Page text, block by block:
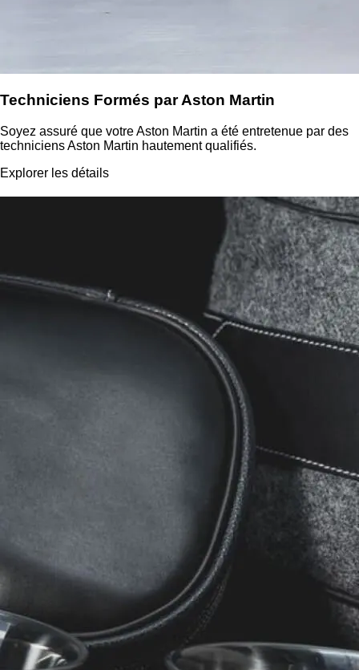
Techniciens Formés par Aston Martin
Soyez assuré que votre Aston Martin a été entretenue par des
techniciens Aston Martin hautement qualifiés.
Explorer les détails